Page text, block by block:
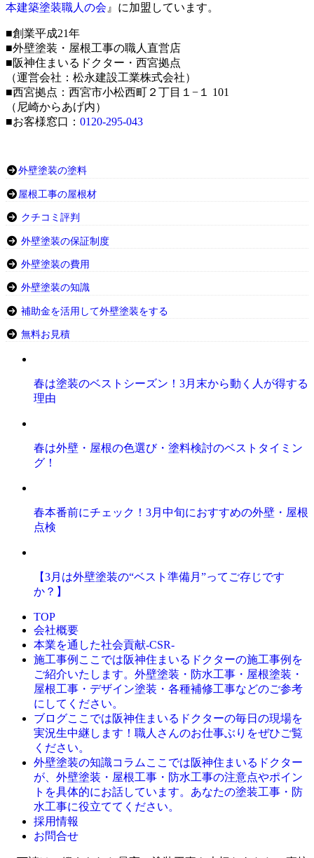
本建築塗装職人の会 』に加盟しています。
■創業平成21年
■外壁塗装・屋根工事の職人直営店
■阪神住まいるドクター・西宮拠点
（運営会社：松永建設工業株式会社）
■西宮拠点：西宮市小松西町２丁目１−１ 101
（尼崎からあげ内）
■お客様窓口： 0120-295-043
外壁塗装の塗料
屋根工事の屋根材
クチコミ評判
外壁塗装の保証制度
外壁塗装の費用
外壁塗装の知識
補助金を活用して外壁塗装をする
無料お見積
春は塗装のベストシーズン！3月末から動く人が得する
理由
春は外壁・屋根の色選び・塗料検討のベストタイミン
グ！
春本番前にチェック！3月中旬におすすめの外壁・屋根
点検
【3月は外壁塗装の“ベスト準備月”ってご存じです
か？】
TOP
会社概要
本業を通した社会貢献-CSR-
施工事例 ここでは阪神住まいるドクターの施工事例を
ご紹介いたします。外壁塗装・防水工事・屋根塗装・
屋根工事・デザイン塗装・各種補修工事などのご参考
にしてください。
ブログここでは阪神住まいるドクターの毎日の現場を
実況生中継します！職人さんのお仕事ぶりをぜひご覧
ください。
外壁塗装の知識コラムここでは阪神住まいるドクター
が、外壁塗装・屋根工事・防水工事の注意点やポイン
トを具体的にお話しています。あなたの塗装工事・防
水工事に役立ててください。
採用情報
お問合せ